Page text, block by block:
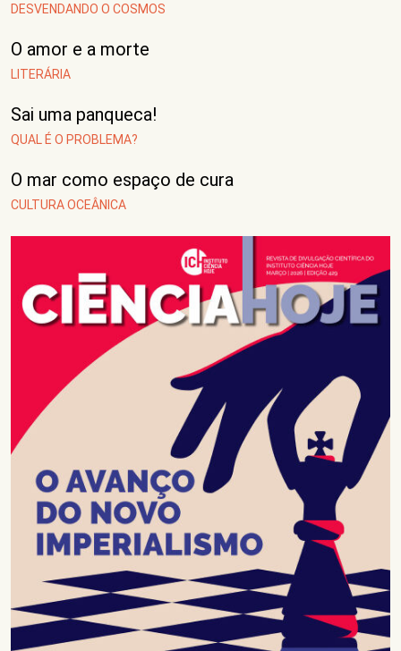
DESVENDANDO O COSMOS
O amor e a morte
LITERÁRIA
Sai uma panqueca!
QUAL É O PROBLEMA?
O mar como espaço de cura
CULTURA OCEÂNICA